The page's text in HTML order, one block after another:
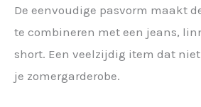
De eenvoudige pasvorm maakt
te combineren met een jeans,
short. Een veelzijdig item dat
je zomergarderobe.